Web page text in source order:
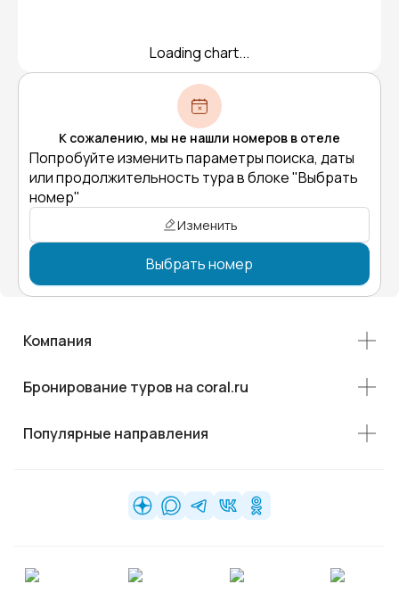
Loading chart...
К сожалению, мы не нашли номеров в отеле
Попробуйте изменить параметры поиска, даты
или продолжительность тура в блоке "Выбрать
номер"
Изменить
Выбрать номер
Компания
Бронирование туров на coral.ru
Популярные направления